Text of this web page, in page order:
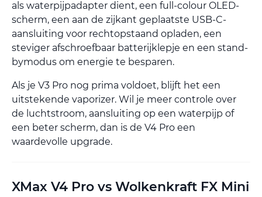
als waterpijpadapter dient, een full-colour OLED-
scherm, een aan de zijkant geplaatste USB-C-
aansluiting voor rechtopstaand opladen, een
steviger afschroefbaar batterijklepje en een stand-
bymodus om energie te besparen.
Als je V3 Pro nog prima voldoet, blijft het een
uitstekende vaporizer. Wil je meer controle over
de luchtstroom, aansluiting op een waterpijp of
een beter scherm, dan is de V4 Pro een
waardevolle upgrade.
XMax V4 Pro vs Wolkenkraft FX Mini